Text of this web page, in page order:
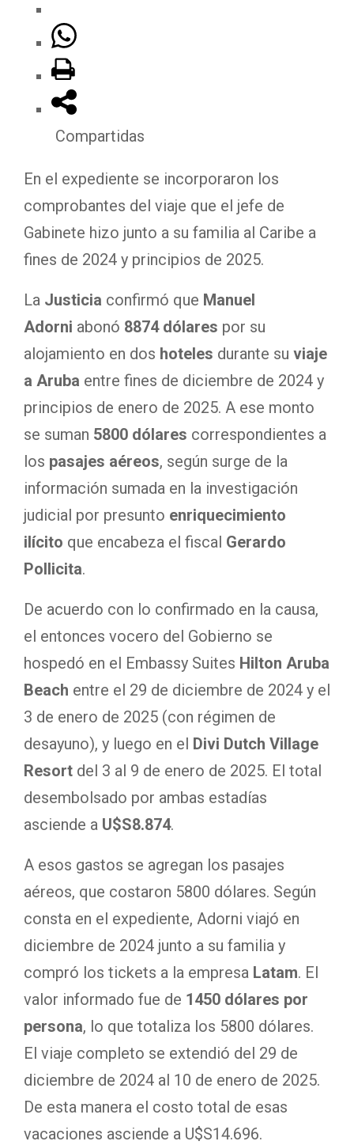
Compartidas
En el expediente se incorporaron los
comprobantes del viaje que el jefe de
Gabinete hizo junto a su familia al Caribe a
fines de 2024 y principios de 2025.
La Justicia confirmó que Manuel
Adorni abonó 8874 dólares por su
alojamiento en dos hoteles durante su viaje
a Aruba entre fines de diciembre de 2024 y
principios de enero de 2025. A ese monto
se suman 5800 dólares correspondientes a
los pasajes aéreos, según surge de la
información sumada en la investigación
judicial por presunto enriquecimiento
ilícito que encabeza el fiscal Gerardo
Pollicita.
De acuerdo con lo confirmado en la causa,
el entonces vocero del Gobierno se
hospedó en el Embassy Suites Hilton Aruba
Beach entre el 29 de diciembre de 2024 y el
3 de enero de 2025 (con régimen de
desayuno), y luego en el Divi Dutch Village
Resort del 3 al 9 de enero de 2025. El total
desembolsado por ambas estadías
asciende a U$S8.874.
A esos gastos se agregan los pasajes
aéreos, que costaron 5800 dólares. Según
consta en el expediente, Adorni viajó en
diciembre de 2024 junto a su familia y
compró los tickets a la empresa Latam. El
valor informado fue de 1450 dólares por
persona, lo que totaliza los 5800 dólares.
El viaje completo se extendió del 29 de
diciembre de 2024 al 10 de enero de 2025.
De esta manera el costo total de esas
vacaciones asciende a U$S14.696.